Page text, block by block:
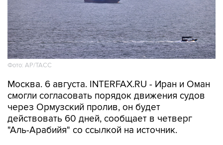
Фото: AP/ТАСС
Москва. 6 августа. INTERFAX.RU - Иран и Оман
смогли согласовать порядок движения судов
через Ормузский пролив, он будет
действовать 60 дней, сообщает в четверг
"Аль-Арабийя" со ссылкой на источник.